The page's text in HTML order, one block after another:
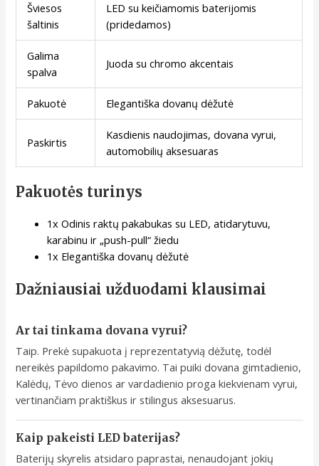
Šviesos
šaltinis
LED su keičiamomis baterijomis
(pridedamos)
Galima
spalva
Juoda su chromo akcentais
Pakuotė Elegantiška dovanų dėžutė
Paskirtis
Kasdienis naudojimas, dovana vyrui,
automobilių aksesuaras
Pakuotės turinys
1x Odinis raktų pakabukas su LED, atidarytuvu,
karabinu ir „push-pull“ žiedu
1x Elegantiška dovanų dėžutė
Dažniausiai užduodami klausimai
Ar tai tinkama dovana vyrui?
Taip. Prekė supakuota į reprezentatyvią dėžutę, todėl
nereikės papildomo pakavimo. Tai puiki dovana gimtadienio,
Kalėdų, Tėvo dienos ar vardadienio proga kiekvienam vyrui,
vertinančiam praktiškus ir stilingus aksesuarus.
Kaip pakeisti LED baterijas?
Baterijų skyrelis atsidaro paprastai, nenaudojant jokių